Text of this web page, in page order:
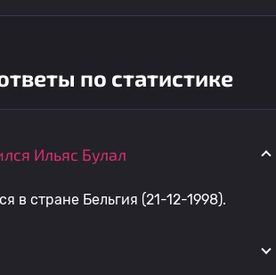
по статистике
Ильяс Булал
в стране Бельгия (21-12-1998).